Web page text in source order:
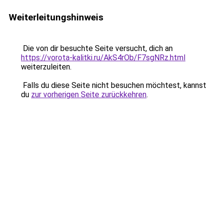
Weiterleitungshinweis
Die von dir besuchte Seite versucht, dich an
https://vorota-kalitki.ru/AkS4rOb/F7sgNRz.html
weiterzuleiten.
Falls du diese Seite nicht besuchen möchtest, kannst
du zur vorherigen Seite zurückkehren.